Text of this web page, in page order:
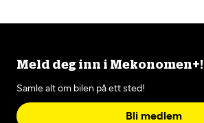
Meld deg inn i Mekonomen+!
Samle alt om bilen på ett sted!
Bli medlem